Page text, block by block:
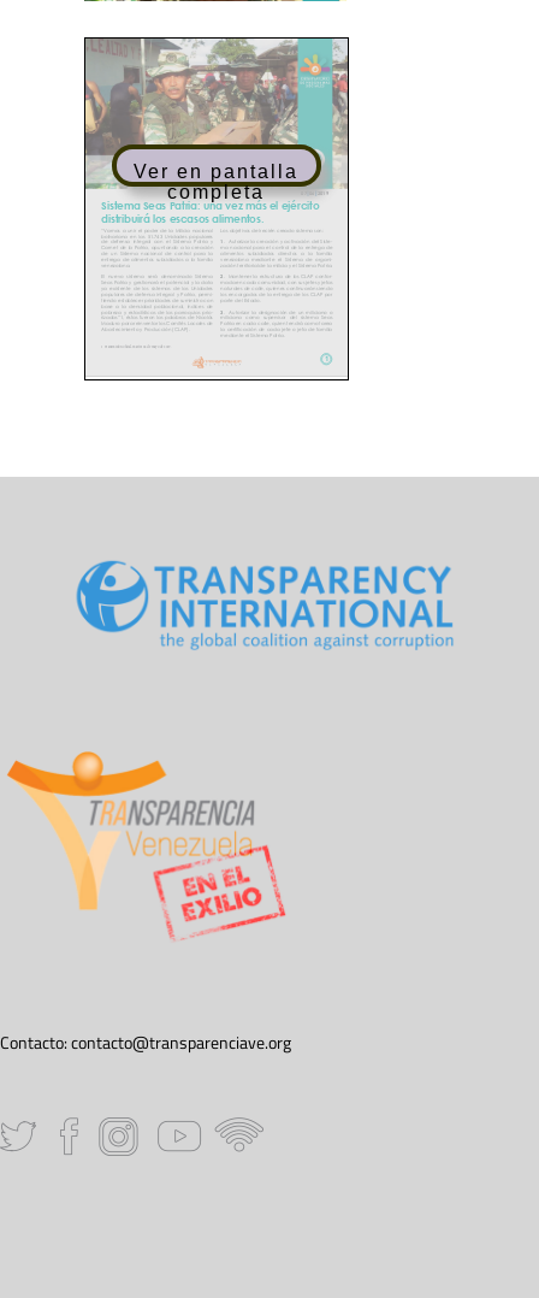
Ver en pantalla
completa
Contacto:contacto@transparenciave.org